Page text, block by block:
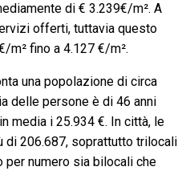
di € 3.239€/m². A
offerti, tuttavia questo
m² fino a 4.127 €/m².
una popolazione di circa
delle persone è di 46 anni
media i 25.934 €. In città, le
di 206.687, soprattutto trilocali
per numero sia bilocali che